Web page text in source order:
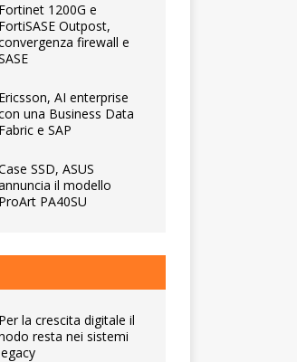
Fortinet 1200G e
FortiSASE Outpost,
firewall e
Ericsson, AI enterprise
una Business Data
Fabric e SAP
SSD, ASUS
il modello
ProArt PA40SU
Per la crescita digitale il
resta nei sistemi